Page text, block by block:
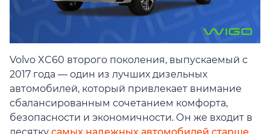
Volvo XC60 второго поколения, выпускаемый с
2017 года — один из лучших дизельных
автомобилей, который привлекает внимание
сбалансированным сочетанием комфорта,
безопасности и экономичности. Он же входит в
десятку самых надежных автомобилей старше